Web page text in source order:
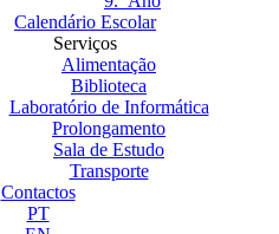
Calendário Escolar
Serviços
Alimentação
Biblioteca
Laboratório de Informática
Prolongamento
Sala de Estudo
Transporte
Contactos
PT